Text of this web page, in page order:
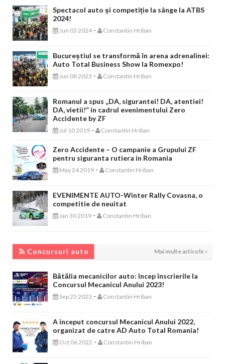
Spectacol auto și competiție la sânge la ATBS
2024!
Jun 03 2024 - Constantin Hriban
Bucureștiul se transformă în arena adrenalinei:
Auto Total Business Show la Romexpo!
Jun 08 2023 - Constantin Hriban
Romanul a spus „DA, sigurantei! DA, atentiei!
DA, vietii!” in cadrul evenimentului Zero
Accidente by ZF
Jul 10 2019 - Constantin Hriban
Zero Accidente – O campanie a Grupului ZF
pentru siguranta rutiera in Romania
May 24 2019 - Constantin Hriban
EVENIMENTE AUTO-Winter Rally Covasna, o
competitie de neuitat
Jan 30 2019 - Constantin Hriban
Concursuri auto Mai multe articole
Bătălia mecanicilor auto: încep înscrierile la
Concursul Mecanicul Anului 2023!
Sep 25 2023 - Constantin Hriban
A inceput concursul Mecanicul Anului 2022,
organizat de catre AD Auto Total Romania!
Oct 06 2022 - Constantin Hriban